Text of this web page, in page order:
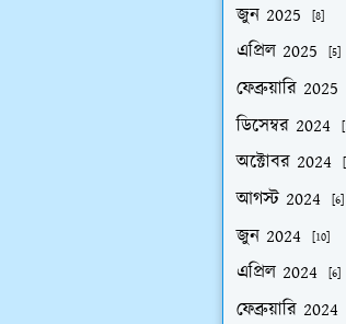
জুন 2025 [8]
এপ্রিল 2025 [5]
ফেব্রুয়ারি 2025
ডিসেম্বর 2024
অক্টোবর 2024
আগস্ট 2024 [6]
জুন 2024 [10]
এপ্রিল 2024 [6]
ফেব্রুয়ারি 2024